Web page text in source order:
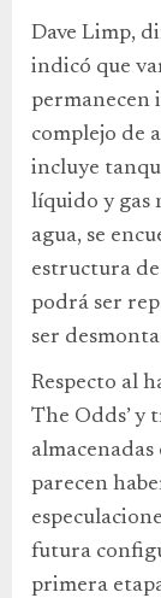
Dave Limp,
indicó que
permanecen
complejo de
incluye
líquido y gas
agua, se
estructura
podrá ser
ser
Respecto al
The Odds’ y
parecen
futura
primera